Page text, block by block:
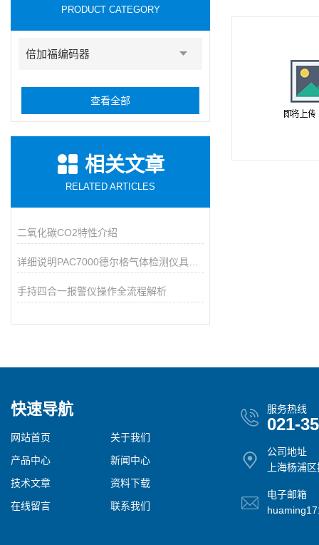
PRODUCT CATEGORY
倍加福编码器
查看全部
相关文章
RELATED ARTICLES
二氧化碳CO2特性介绍
手持四合一报警仪操作全流程解析
快速导航
网站首页
关于我们
产品中心
新闻中心
技术文章
资料下载
在线留言
联系我们
服务热线
021-
公司地址
上海杨浦
电子邮箱